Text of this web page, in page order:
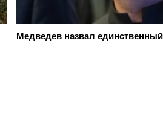
Медведев назвал